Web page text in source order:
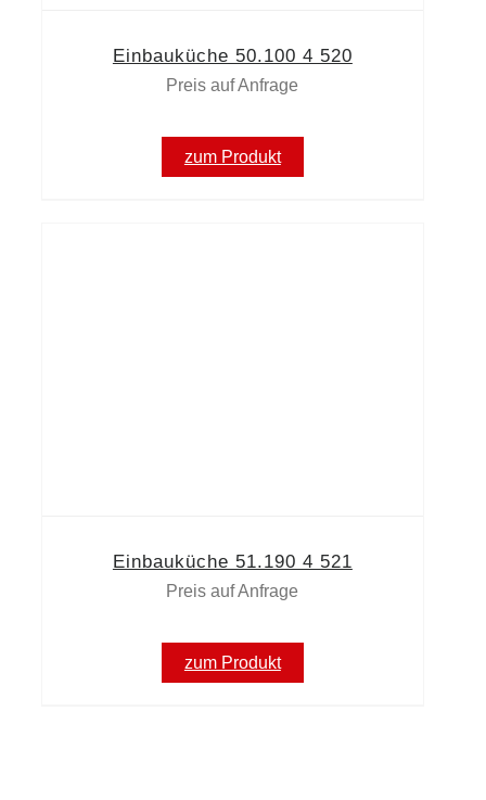
Einbauküche 50.100 4 520
Preis auf Anfrage
zum Produkt
Einbauküche 51.190 4 521
Preis auf Anfrage
zum Produkt